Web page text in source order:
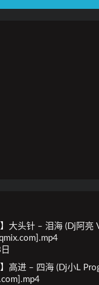
】大头针 – 泪海 (Dj阿亮
】高进 – 四海 (Dj小L